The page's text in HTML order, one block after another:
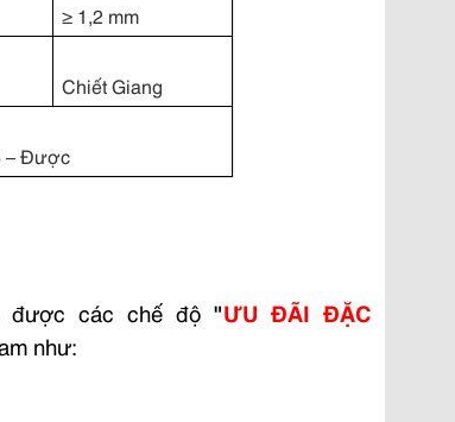
≥ 1,2 mm
Chiết Giang
– Được
được các chế độ"ƯU ĐÃI ĐẶC
như: